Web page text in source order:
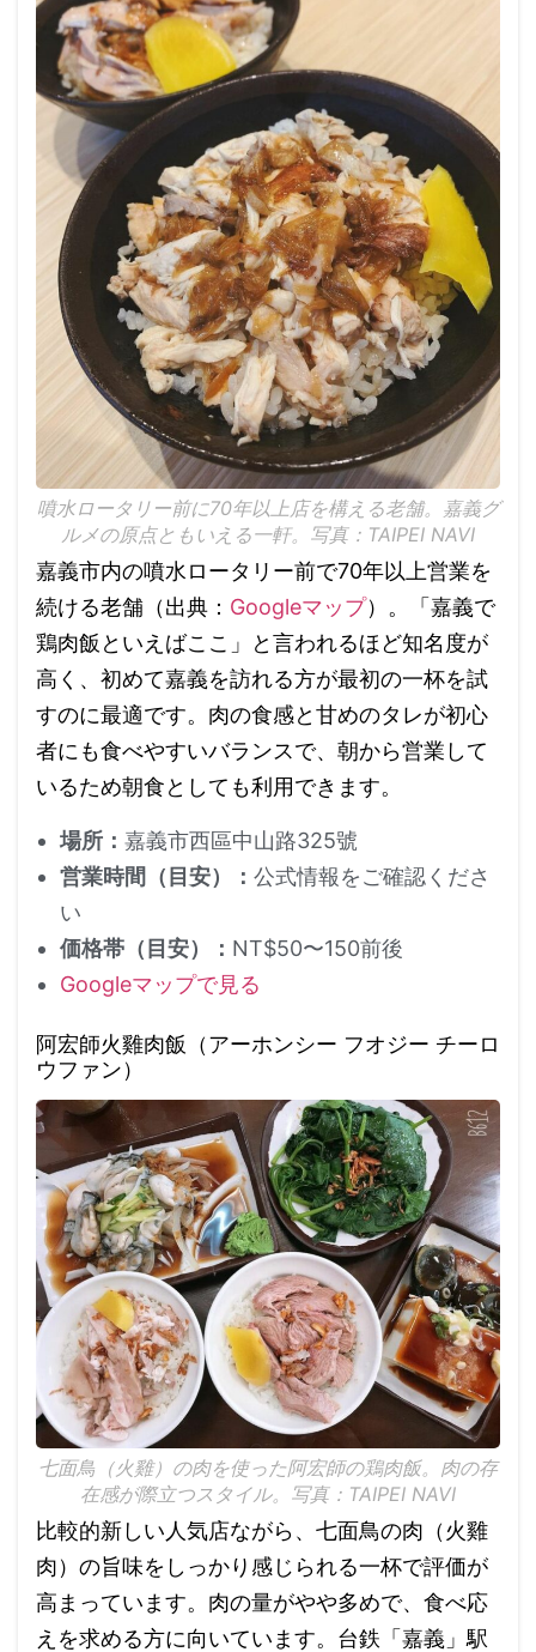
噴水ロータリー前に70年以上店を構える老舗。嘉義グ
ルメの原点ともいえる一軒。写真：TAIPEI NAVI
嘉義市内の噴水ロータリー前で70年以上営業を
続ける老舗（出典： Googleマップ）。「嘉義で
鶏肉飯といえばここ」と言われるほど知名度が
高く、初めて嘉義を訪れる方が最初の一杯を試
すのに最適です。肉の食感と甘めのタレが初心
者にも食べやすいバランスで、朝から営業して
いるため朝食としても利用できます。
場所： 嘉義市西區中山路325號
営業時間（目安）： 公式情報をご確認くださ
い
価格帯（目安）： NT$50〜150前後
Googleマップで見る
阿宏師火雞肉飯（アーホンシー フオジー チーロ
ウファン）
七面鳥（火雞）の肉を使った阿宏師の鶏肉飯。肉の存
在感が際立つスタイル。写真：TAIPEI NAVI
比較的新しい人気店ながら、七面鳥の肉（火雞
肉）の旨味をしっかり感じられる一杯で評価が
高まっています。肉の量がやや多めで、食べ応
えを求める方に向いています。台鉄「嘉義」駅